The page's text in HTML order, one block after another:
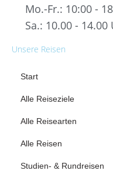
Mo.-Fr.: 10:00 -
Sa.: 10.00 - 14.00
Unsere Reisen
Start
Alle Reiseziele
Alle Reisearten
Alle Reisen
Studien- & Rundreisen